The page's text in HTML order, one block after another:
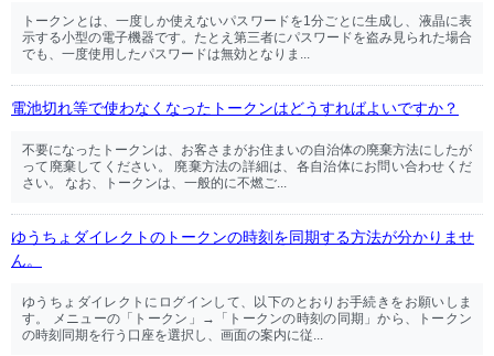
トークンとは、一度しか使えないパスワードを1分ごとに生成し、液晶に表
示する小型の電子機器です。たとえ第三者にパスワードを盗み見られた場合
でも、一度使用したパスワードは無効となりま...
電池切れ等で使わなくなったトークンはどうすればよいですか？
不要になったトークンは、お客さまがお住まいの自治体の廃棄方法にしたが
って廃棄してください。 廃棄方法の詳細は、各自治体にお問い合わせくだ
さい。 なお、トークンは、一般的に不燃ご...
ゆうちょダイレクトのトークンの時刻を同期する方法が分かりませ
ん。
ゆうちょダイレクトにログインして、以下のとおりお手続きをお願いしま
す。 メニューの「トークン」→「トークンの時刻の同期」から、トークン
の時刻同期を行う口座を選択し、画面の案内に従...